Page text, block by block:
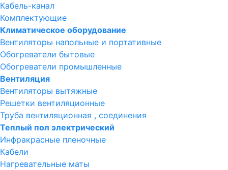
Кабель-канал
Комплектующие
Климатическое оборудование
Вентиляторы напольные и портативные
Обогреватели бытовые
Обогреватели промышленные
Вентиляция
Вентиляторы вытяжные
Решетки вентиляционные
Труба вентиляционная , соединения
Теплый пол электрический
Инфракрасные пленочные
Кабели
Нагревательные маты